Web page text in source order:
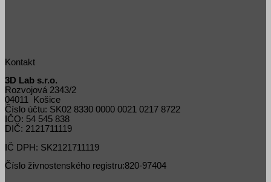
Kontakt
3D Lab s.r.o.
Rozvojová 2343/2
04011 Košice
Číslo účtu: SK02 8330 0000 0021 0217 8722
IČO: 54 545 838
DIČ: 2121711119
IČ DPH: SK2121711119
Číslo živnostenského registru:820-97404